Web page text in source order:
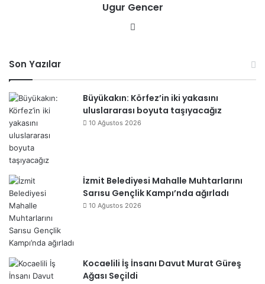
esi
Ugur Gencer
Son Yazılar
Büyükakın: Körfez’in iki yakasını
uluslararası boyuta taşıyacağız
10 Ağustos 2026
İzmit Belediyesi Mahalle Muhtarlarını
Sarısu Gençlik Kampı’nda ağırladı
10 Ağustos 2026
Kocaelili İş İnsanı Davut Murat Güreş
Ağası Seçildi